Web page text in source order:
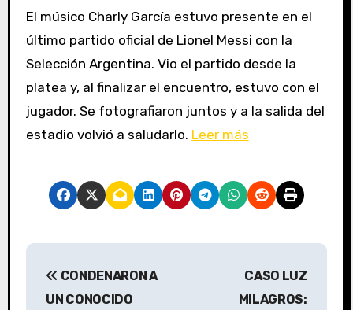
El músico Charly García estuvo presente en el
último partido oficial de Lionel Messi con la
Selección Argentina. Vio el partido desde la
platea y, al finalizar el encuentro, estuvo con el
jugador. Se fotografiaron juntos y a la salida del
estadio volvió a saludarlo. Leer más
N
CONDENARON A
UN CONOCIDO
CASO LUZ
MILAGROS: